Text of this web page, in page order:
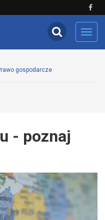
gospodarcze
- poznaj